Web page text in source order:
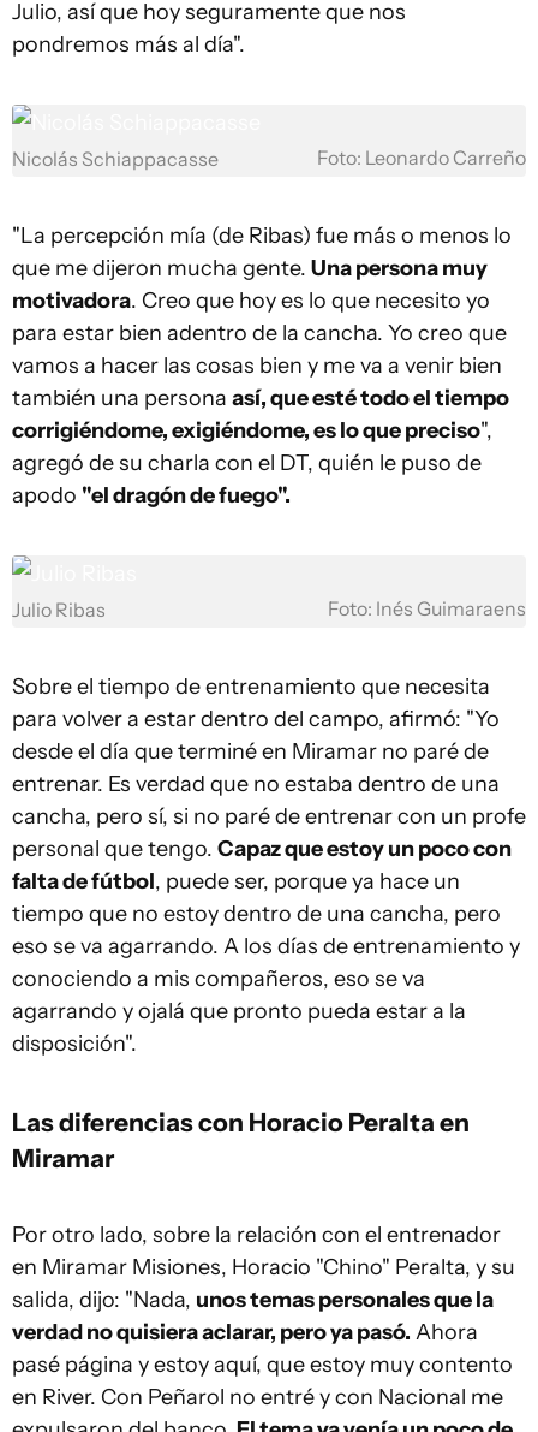
Julio, así que hoy seguramente que nos
pondremos más al día".
Nicolás Schiappacasse Foto: Leonardo Carreño
"La percepción mía (de Ribas) fue más o menos lo
que me dijeron mucha gente. Una persona muy
motivadora. Creo que hoy es lo que necesito yo
para estar bien adentro de la cancha. Yo creo que
vamos a hacer las cosas bien y me va a venir bien
también una persona así, que esté todo el tiempo
corrigiéndome, exigiéndome, es lo que preciso",
agregó de su charla con el DT, quién le puso de
apodo "el dragón de fuego".
Julio Ribas Foto: Inés Guimaraens
Sobre el tiempo de entrenamiento que necesita
para volver a estar dentro del campo, afirmó: "Yo
desde el día que terminé en Miramar no paré de
entrenar. Es verdad que no estaba dentro de una
cancha, pero sí, si no paré de entrenar con un profe
personal que tengo. Capaz que estoy un poco con
falta de fútbol, puede ser, porque ya hace un
tiempo que no estoy dentro de una cancha, pero
eso se va agarrando. A los días de entrenamiento y
conociendo a mis compañeros, eso se va
agarrando y ojalá que pronto pueda estar a la
disposición".
Las diferencias con Horacio Peralta en
Miramar
Por otro lado, sobre la relación con el entrenador
en Miramar Misiones, Horacio "Chino" Peralta, y su
salida, dijo: "Nada, unos temas personales que la
verdad no quisiera aclarar, pero ya pasó. Ahora
pasé página y estoy aquí, que estoy muy contento
en River. Con Peñarol no entré y con Nacional me